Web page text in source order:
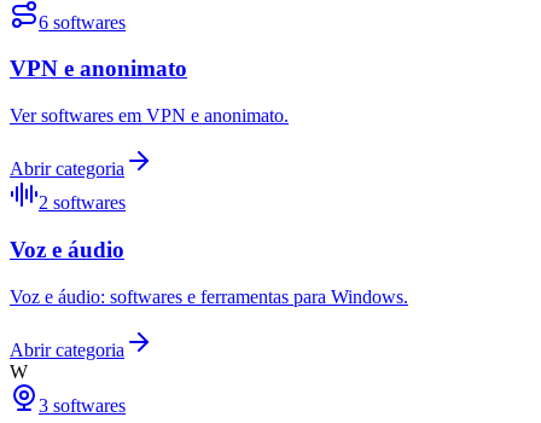
6 softwares
VPN e anonimato
Ver softwares em VPN e anonimato.
Abrir categoria
2 softwares
Voz e áudio
Voz e áudio: softwares e ferramentas para Windows.
Abrir categoria
W
3 softwares